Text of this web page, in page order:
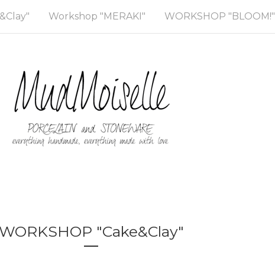
Workshop "MERAKI" WORKSHOP "BLOOM!"
WORKSHOP "Cake&Clay"